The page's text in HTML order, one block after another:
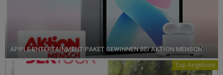
APPLE ENTERTAINMENT PAKET GEWINNEN BEI AKTION MENSCH
Top Angebote